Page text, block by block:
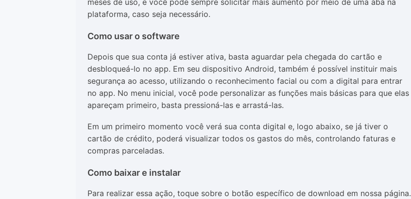
meses de uso, e você pode sempre solicitar mais aumento por meio de uma aba na
plataforma, caso seja necessário.
Como usar o software
Depois que sua conta já estiver ativa, basta aguardar pela chegada do cartão e
desbloqueá-lo no app. Em seu dispositivo Android, também é possível instituir mais
segurança ao acesso, utilizando o reconhecimento facial ou com a digital para entrar
no app. No menu inicial, você pode personalizar as funções mais básicas para que elas
apareçam primeiro, basta pressioná-las e arrastá-las.
Em um primeiro momento você verá sua conta digital e, logo abaixo, se já tiver o
cartão de crédito, poderá visualizar todos os gastos do mês, controlando faturas e
compras parceladas.
Como baixar e instalar
Para realizar essa ação, toque sobre o botão específico de download em nossa página.